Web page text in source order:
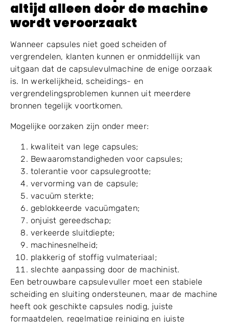
1.3 Waarom dit probleem niet
altijd alleen door de machine
wordt veroorzaakt
Wanneer capsules niet goed scheiden of
uitgaan dat de capsulevulmachine de enige oorzaak
vergrendelingsproblemen kunnen uit meerdere
bronnen tegelijk voortkomen.
Mogelijke oorzaken zijn onder meer:
kwaliteit van lege capsules;
Bewaaromstandigheden voor capsules;
tolerantie voor capsulegrootte;
vervorming van de capsule;
vacuüm sterkte;
geblokkeerde vacuümgaten;
onjuist gereedschap;
verkeerde sluitdiepte;
machinesnelheid;
plakkerig of stoffig vulmateriaal;